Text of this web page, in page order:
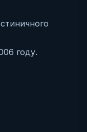
году.